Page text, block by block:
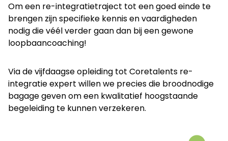
Om een re-integratietraject tot een goed einde te
brengen zijn specifieke kennis en vaardigheden
nodig die véél verder gaan dan bij een gewone
loopbaancoaching!
Via de vijfdaagse opleiding tot Coretalents re-
integratie expert willen we precies die broodnodige
bagage geven om een kwalitatief hoogstaande
begeleiding te kunnen verzekeren.